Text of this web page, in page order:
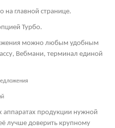
главной странице.
Турбо.
можно любым удобным
Вебмани, терминал единой
аппаратах продукции нужной
лучше доверить крупному